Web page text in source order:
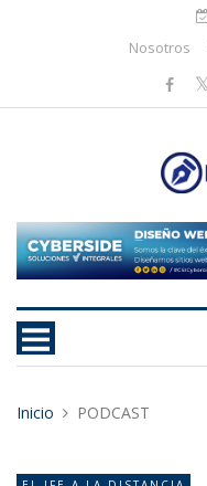
Nosotros
Inicio PODCAST